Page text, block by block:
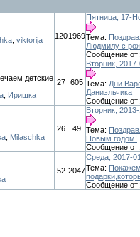
viktorija 1201969
Пятница, 17-
Тема:
Людмилу с
Сообщение
детские
Иришка
27 605
Вторник,
Тема: Дни
Даниэльчика
Сообщение
Milaschka
26 49
Вторник,
Тема:
Новым годом!
Сообщение
52 2047
Среда, 2017-
Тема:
Сообщение